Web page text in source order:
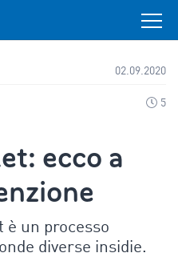
02.09.2020
5
ecco a
è un processo
diverse insidie.